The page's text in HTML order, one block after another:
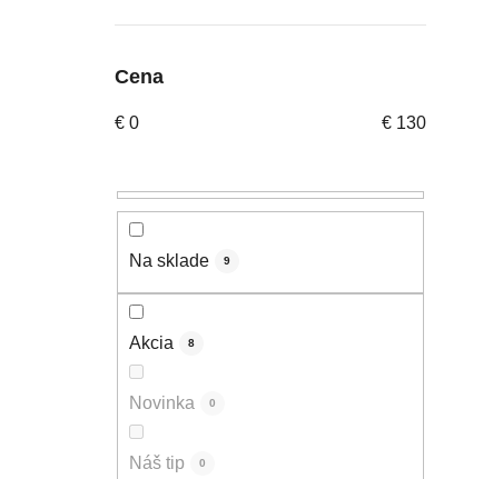
Cena
€ 0 € 130
Na sklade 9
Akcia 8
Novinka 0
Náš tip 0